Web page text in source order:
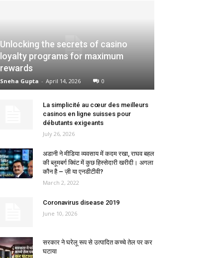
Unlocking the secrets of casino
loyalty programs for maximum
rewards
Sneha Gupta - April 14, 2026 0
La simplicité au cœur des meilleurs
casinos en ligne suisses pour
débutants exigeants
July 26, 2026
अडानी ने मीडिया व्यवसाय में कदम रखा, राघव बहल
की ब्लूमबर्ग क्विंट में कुछ हिस्सेदारी खरीदी। अगला
कौन है – ज़ी या एनडीटीवी?
March 2, 2022
Coronavirus disease 2019
June 10, 2026
सरकार ने घरेलू रूप से उत्पादित कच्चे तेल पर कर
घटाया